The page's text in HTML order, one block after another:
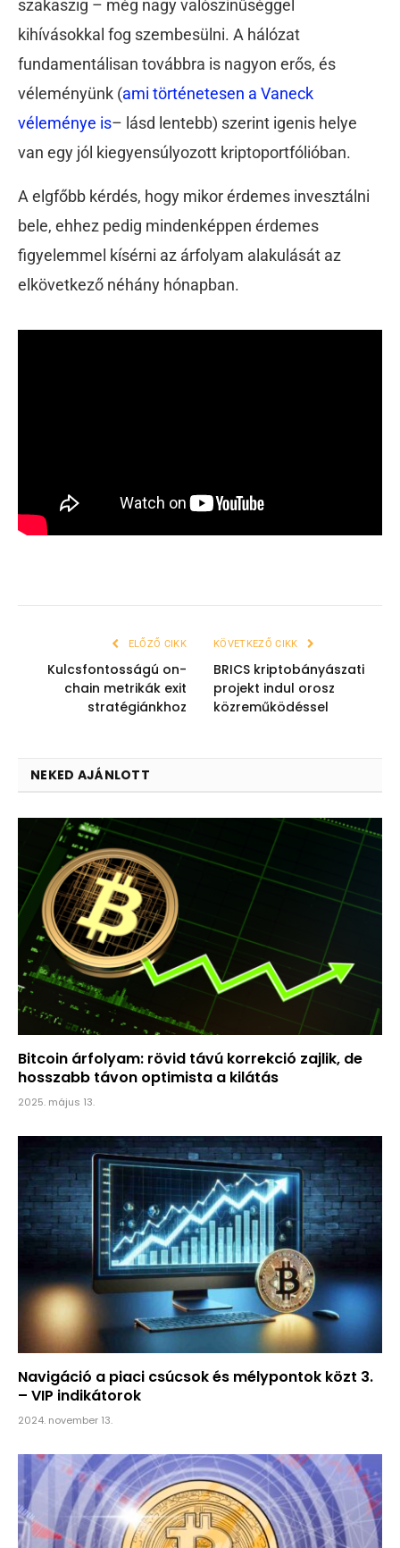
szakaszig – még nagy valószínűséggel
kihívásokkal fog szembesülni. A hálózat
fundamentálisan továbbra is nagyon erős, és
véleményünk (ami történetesen a Vaneck
véleménye is– lásd lentebb) szerint igenis helye
van egy jól kiegyensúlyozott kriptoportfólióban.
A elgfőbb kérdés, hogy mikor érdemes invesztálni
bele, ehhez pedig mindenképpen érdemes
figyelemmel kísérni az árfolyam alakulását az
elkövetkező néhány hónapban.
ELŐZŐ CIKK
Kulcsfontosságú on-
chain metrikák exit
stratégiánkhoz
KÖVETKEZŐ CIKK
BRICS kriptobányászati
projekt indul orosz
közreműködéssel
NEKED AJÁNLOTT
Bitcoin árfolyam: rövid távú korrekció zajlik, de
hosszabb távon optimista a kilátás
2025. május 13.
Navigáció a piaci csúcsok és mélypontok közt 3.
– VIP indikátorok
2024. november 13.